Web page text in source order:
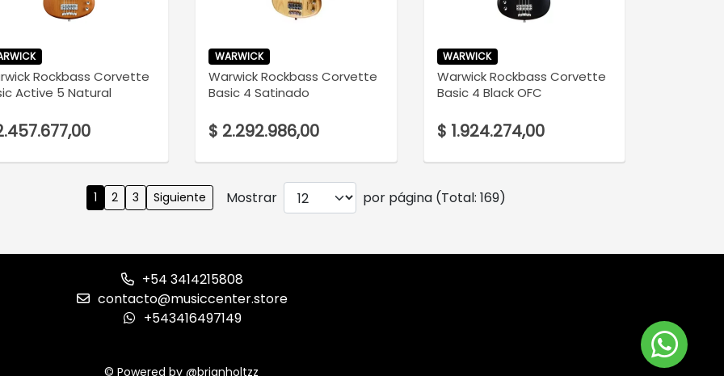
Rockbass Corvette
Active 5 Natural
VER DETALLE
WARWICK
Warwick Rockbass Corvette
Basic 4 Satinado
$ 2.292.986,00
VER DETALLE
WARWICK
Warwick Rockbass Corvette
Basic 4 Black OFC
$ 1.924.274,00
VER DETALLE
1 2 3 Siguiente Mostrar por página (Total: 169)
+54 3414215808
contacto@musiccenter.store
+543416497149
© Powered by @brianholtzz